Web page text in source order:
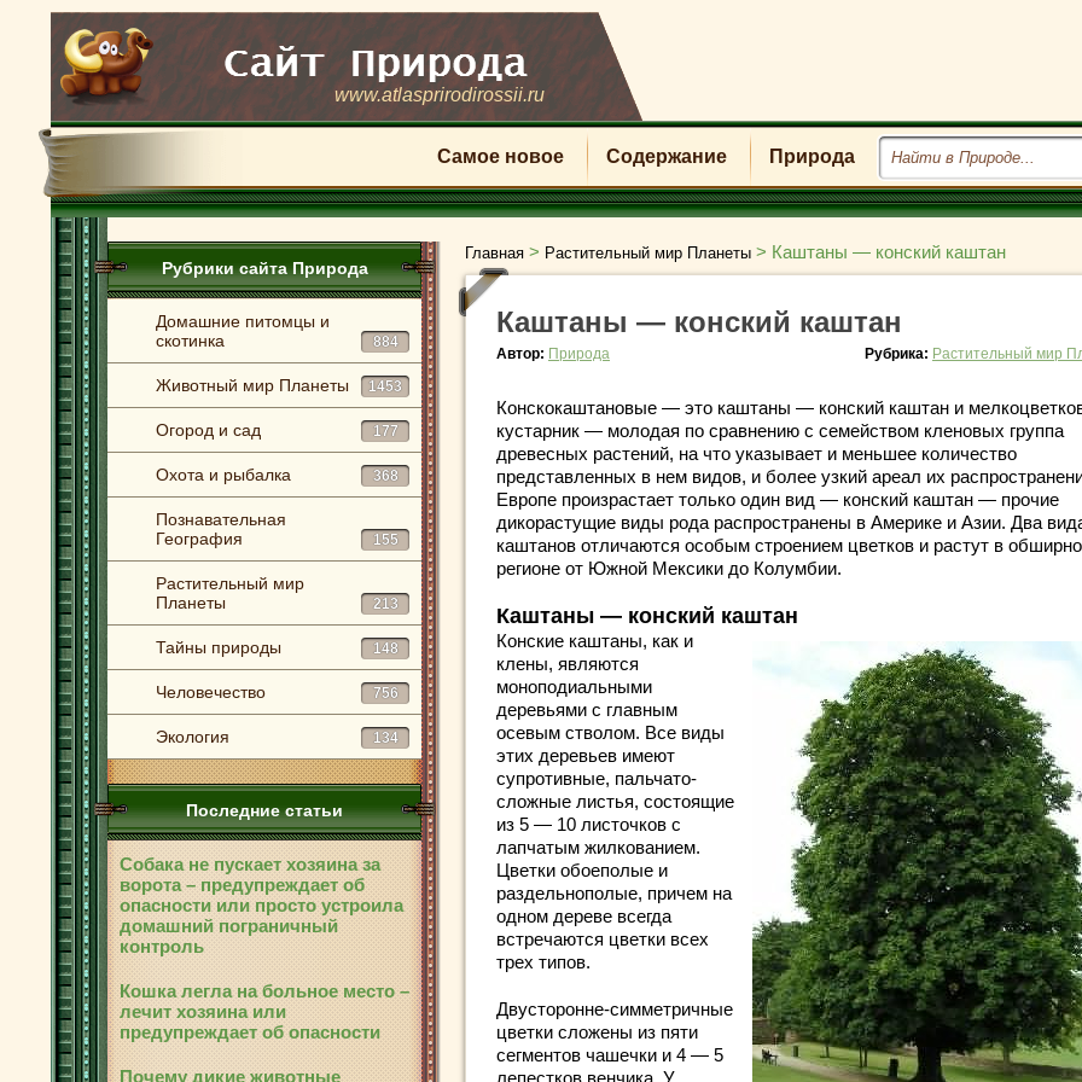
www.atlasprirodirossii.ru
Самое новое Содержание Природа
Рубрики сайта Природа
Домашние питомцы и
скотинка
884
Животный мир Планеты 1453
Огород и сад 177
Охота и рыбалка 368
Познавательная
География
155
Растительный мир
Планеты
213
Тайны природы 148
Человечество 756
Экология 134
Последние статьи
Собака не пускает хозяина за
ворота – предупреждает об
опасности или просто устроила
домашний пограничный
контроль
Кошка легла на больное место –
лечит хозяина или
предупреждает об опасности
Почему дикие животные
Главная > Растительный мир Планеты > Каштаны — конский каштан
Каштаны — конский каштан
Автор: Природа Рубрика: Растительный мир
Конскокаштановые — это каштаны — конский каштан и
кустарник — молодая по сравнению с семейством кленовых группа
древесных растений, на что указывает и меньшее количество
представленных в нем видов, и более узкий ареал их
Европе произрастает только один вид — конский каштан — прочие
дикорастущие виды рода распространены в Америке и Азии. Два
каштанов отличаются особым строением цветков и растут в
регионе от Южной Мексики до Колумбии.
Каштаны — конский каштан
Конские каштаны, как и
клены, являются
моноподиальными
деревьями с главным
осевым стволом. Все виды
этих деревьев имеют
супротивные, пальчато-
сложные листья, состоящие
из 5 — 10 листочков с
лапчатым жилкованием.
Цветки обоеполые и
раздельнополые, причем на
одном дереве всегда
встречаются цветки всех
трех типов.
Двусторонне-симметричные
цветки сложены из пяти
сегментов чашечки и 4 — 5
лепестков венчика. У